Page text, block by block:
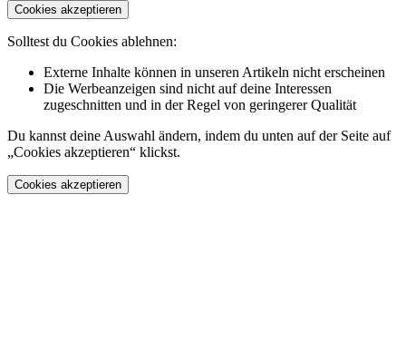
Cookies akzeptieren
Solltest du Cookies ablehnen:
Externe Inhalte können in unseren Artikeln nicht erscheinen
Die Werbeanzeigen sind nicht auf deine Interessen
zugeschnitten und in der Regel von geringerer Qualität
Du kannst deine Auswahl ändern, indem du unten auf der Seite auf
„Cookies akzeptieren“ klickst.
Cookies akzeptieren